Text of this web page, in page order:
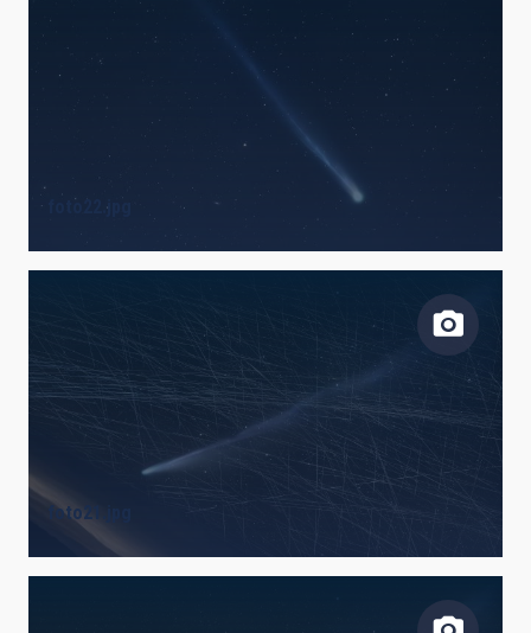
foto22.jpg
foto21.jpg